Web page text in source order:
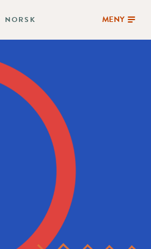
NORSK MENY